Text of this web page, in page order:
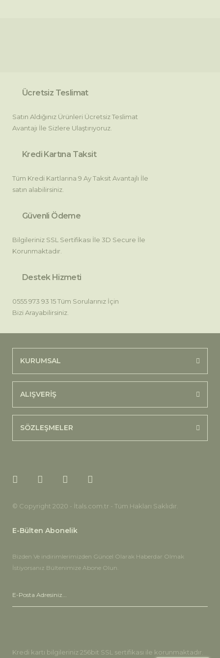
Ürün fiyatı diğer sitelerden daha pahalı.
Ücretsiz Teslimat
Satın Aldığınız Ürünleri Ücretsiz Teslimat
Avantajı İle Sizlere Ulaştırıyoruz.
Kredi Kartına Taksit
Tüm Kredi Kartlarına 9 Ay Taksit Avantajlı İle
satın alabilirsiniz.
Güvenli Ödeme
Bilgileriniz SSL Sertifikası İle 3D Secure İle
Korunmaktadır.
Destek Hizmeti
0555 973 93 15 Tüm Sorularınız İçin
Bizi Arayabilirsiniz.
KURUMSAL
ALIŞVERİŞ
SÖZLEŞMELER
© Copyright 2020 - İtals.com.tr - Tüm Hakları Saklıdır.
E-Bülten Abonelik
Bizden Ve indirimlerimizden Güncel Olarak Haberdar Olmak
İstiyorsanız Bültenimize Abone Olun.
Kredi kartı bilgileriniz 256bit SSL sertifikası ile korunmaktadır.